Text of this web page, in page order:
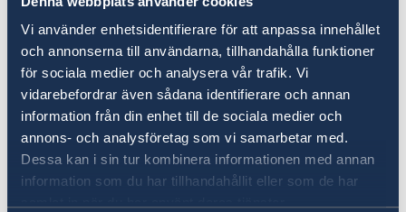
Vi använder enhetsidentifierare för att anpassa innehållet
och annonserna till användarna, tillhandahålla funktioner
för sociala medier och analysera vår trafik. Vi
vidarebefordrar även sådana identifierare och annan
information från din enhet till de sociala medier och
annons- och analysföretag som vi samarbetar med.
Dessa kan i sin tur kombinera informationen med annan
information som du har tillhandahållit eller som de har
samtliga länder som använder EES.
Resenärers in- och utresor, samt eventuella
nekade inresor, registreras elektroniskt i
systemet.
Vissa undantag från registrering i EES gäller